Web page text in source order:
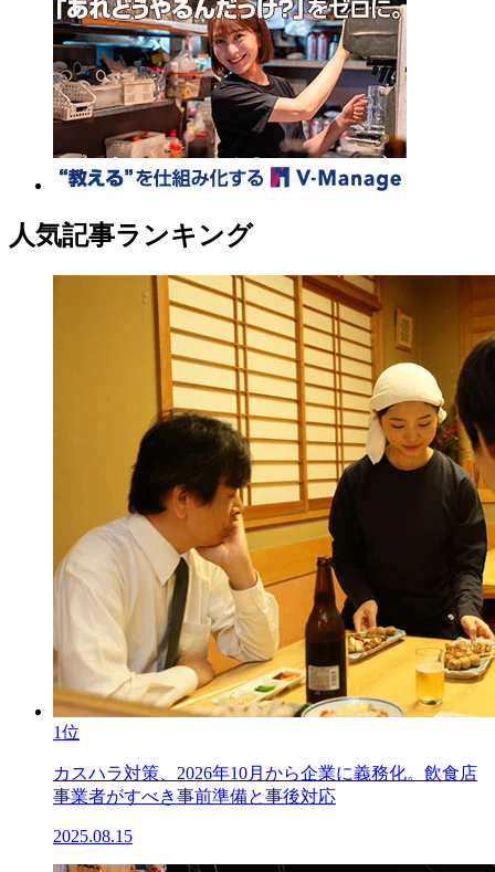
人気記事ランキング
1位
カスハラ対策、2026年10月から企業に義務化。飲食店
事業者がすべき事前準備と事後対応
2025.08.15